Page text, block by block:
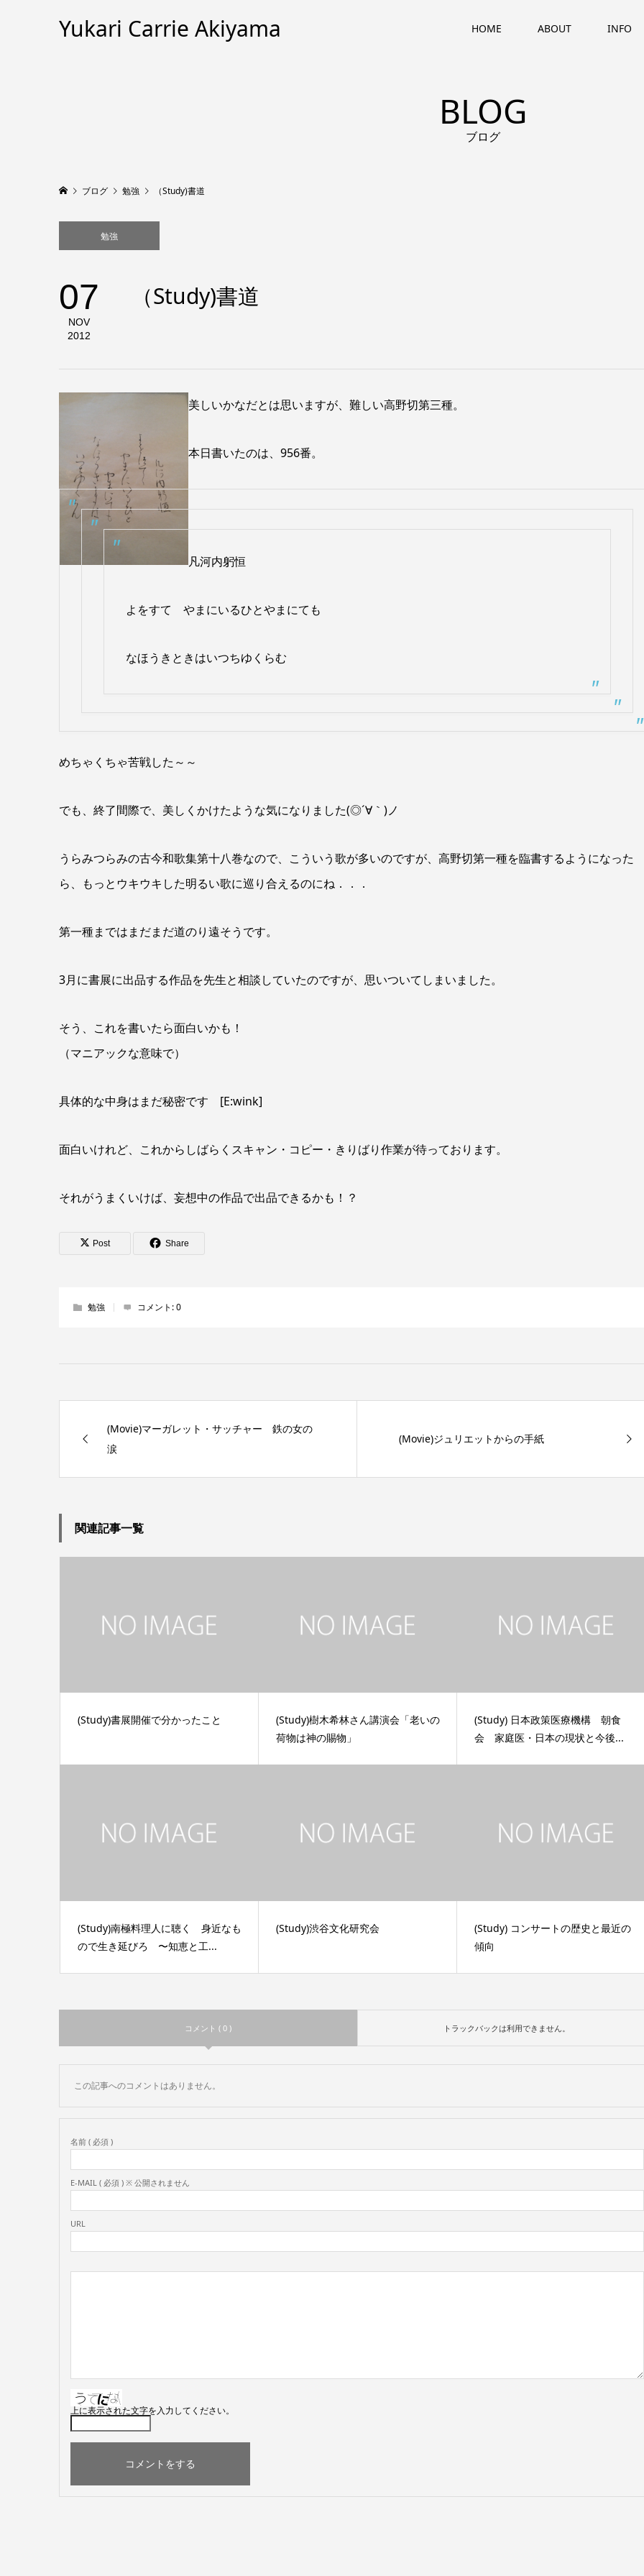
Yukari Carrie Akiyama HOME ABOUT INFO
BLOG
ブログ
ブログ 勉強 （Study)書道
勉強
07
NOV
2012
（Study)書道
美しいかなだとは思いますが、難しい高野切第三種。
本日書いたのは、956番。
凡河内躬恒
よをすてゝやまにいるひとやまにても
なほうきときはいつちゆくらむ
めちゃくちゃ苦戦した～～
でも、終了間際で、美しくかけたような気になりました(◎´∀｀)ノ
うらみつらみの古今和歌集第十八巻なので、こういう歌が多いのですが、高野切第一種を臨書するようになった
ら、もっとウキウキした明るい歌に巡り合えるのにね．．．
第一種まではまだまだ道のり遠そうです。
3月に書展に出品する作品を先生と相談していたのですが、思いついてしまいました。
そう、これを書いたら面白いかも！
（マニアックな意味で）
具体的な中身はまだ秘密です [E:wink]
面白いけれど、これからしばらくスキャン・コピー・きりばり作業が待っております。
それがうまくいけば、妄想中の作品で出品できるかも！？
Post Share
勉強 コメント:0
(Movie)マーガレット・サッチャー 鉄の女の
涙
(Movie)ジュリエットからの手紙
関連記事一覧
(Study)書展開催で分かったこと
(Study)樹木希林さん講演会「老いの
荷物は神の賜物」
(Study) 日本政策医療機構 朝食
会 家庭医・日本の現状と今後...
(Study)南極料理人に聴く 身近なも
ので生き延びろ 〜知恵と工...
(Study)渋谷文化研究会
(Study) コンサートの歴史と最近の
傾向
コメント ( 0 ) トラックバックは利用できません。
この記事へのコメントはありません。
名前 ( 必須 )
E-MAIL ( 必須 ) ※ 公開されません
URL
上に表示された文字を入力してください。